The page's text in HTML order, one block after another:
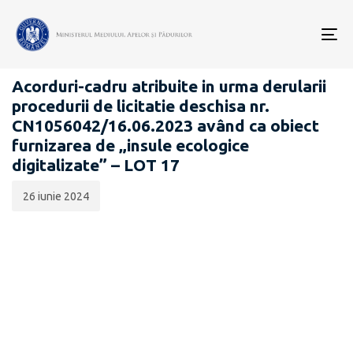
ANUNȚURI CONSULTĂRI PUBLICE
Acorduri-cadru atribuite in urma derularii
procedurii de licitatie deschisa nr.
CN1056042/16.06.2023 având ca obiect
furnizarea de „insule ecologice
digitalizate” – LOT 17
publicării:
26 iunie 2024